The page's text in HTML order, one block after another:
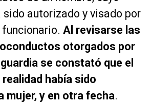
sido autorizado y visado por
Al revisarse las
otorgados por
se constató que el
había sido
mujer, y en otra fecha.